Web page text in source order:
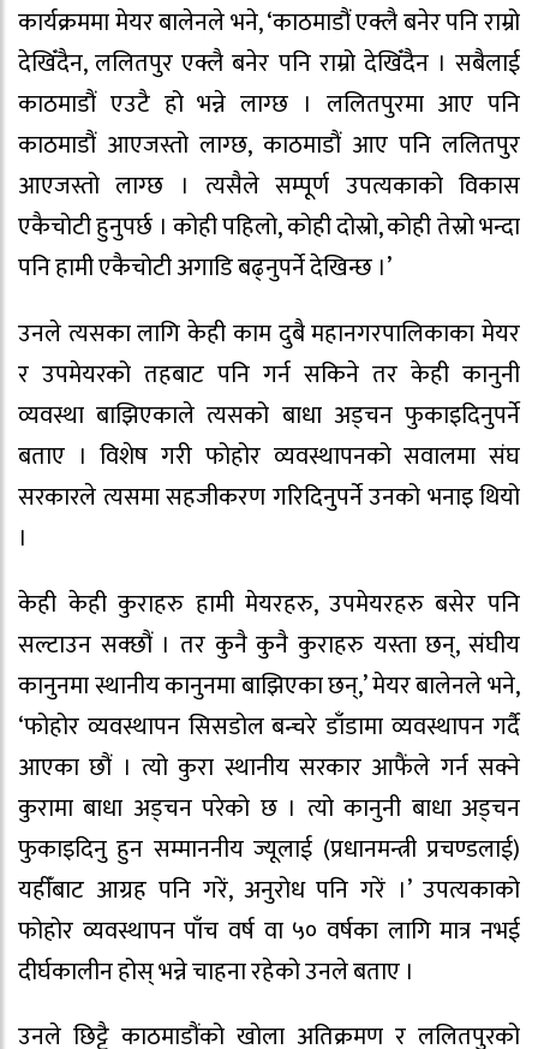
कार्यक्रममा मेयर बालेनले भने, ‘काठमाडौं एक्लै बनेर पनि राम्रो
देखिँदैन, ललितपुर एक्लै बनेर पनि राम्रो देखिँदैन । सबैलाई
काठमाडौं एउटै हो भन्ने लाग्छ । ललितपुरमा आए पनि
काठमाडौं आएजस्तो लाग्छ, काठमाडौं आए पनि ललितपुर
आएजस्तो लाग्छ । त्यसैले सम्पूर्ण उपत्यकाको विकास
एकैचोटी हुनुपर्छ । कोही पहिलो, कोही दोस्रो, कोही तेस्रो भन्दा
पनि हामी एकैचोटी अगाडि बढ्नुपर्ने देखिन्छ ।’
उनले त्यसका लागि केही काम दुबै महानगरपालिकाका मेयर
र उपमेयरको तहबाट पनि गर्न सकिने तर केही कानुनी
व्यवस्था बाझिएकाले त्यसको बाधा अड्चन फुकाइदिनुपर्ने
बताए । विशेष गरी फोहोर व्यवस्थापनको सवालमा संघ
सरकारले त्यसमा सहजीकरण गरिदिनुपर्ने उनको भनाइ थियो
।
केही केही कुराहरु हामी मेयरहरु, उपमेयरहरु बसेर पनि
सल्टाउन सक्छौं । तर कुनै कुनै कुराहरु यस्ता छन्, संघीय
कानुनमा स्थानीय कानुनमा बाझिएका छन्,’ मेयर बालेनले भने,
‘फोहोर व्यवस्थापन सिसडोल बन्चरे डाँडामा व्यवस्थापन गर्दै
आएका छौं । त्यो कुरा स्थानीय सरकार आफैंले गर्न सक्ने
कुरामा बाधा अड्चन परेको छ । त्यो कानुनी बाधा अड्चन
फुकाइदिनु हुन सम्माननीय ज्यूलाई (प्रधानमन्त्री प्रचण्डलाई)
यहीँबाट आग्रह पनि गरें, अनुरोध पनि गरें ।’ उपत्यकाको
फोहोर व्यवस्थापन पाँच वर्ष वा ५० वर्षका लागि मात्र नभई
दीर्घकालीन होस् भन्ने चाहना रहेको उनले बताए ।
उनले छिट्टै काठमाडौंको खोला अतिक्रमण र ललितपुरको